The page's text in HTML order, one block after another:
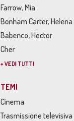
Farrow, Mia
Bonham Carter, Helena
Babenco, Hector
Cher
+ VEDI TUTTI
TEMI
Cinema
Trasmissione televisiva